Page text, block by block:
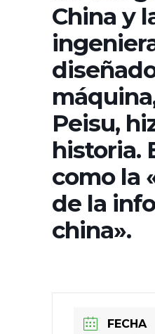
China y
Peisu,
historia.
como la
de la
china».
FECHA